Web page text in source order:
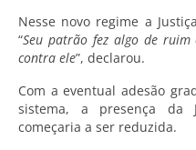
Nesse novo regime a
“Seu patrão fez algo de ruim
contra ele”, declarou.
Com a eventual adesão
sistema, a presença da
começaria a ser reduzida.